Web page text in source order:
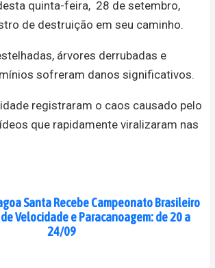
quinta-feira, 28 de setembro,
de destruição em seu caminho.
árvores derrubadas e
sofreram danos significativos.
registraram o caos causado pelo
que rapidamente viralizaram nas
Santa Recebe Campeonato Brasileiro
Velocidade e Paracanoagem: de 20 a
24/09